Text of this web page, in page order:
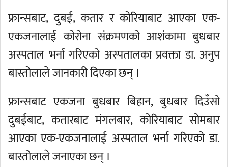
फ्रान्सबाट, दुबई, कतार र कोरियाबाट आएका एक-
एकजनालाई कोरोना संक्रमणको आशंकामा बुधबार
अस्पताल भर्ना गरिएको अस्पतालका प्रवक्ता डा. अनुप
बास्तोलाले जानकारी दिएका छन् ।
फ्रान्सबाट एकजना बुधबार बिहान, बुधबार दिउँसो
दुबईबाट, कतारबाट मंगलबार, कोरियाबाट सोमबार
आएका एक-एकजनालाई अस्पताल भर्ना गरिएको डा.
बास्तोलाले जनाएका छन् ।